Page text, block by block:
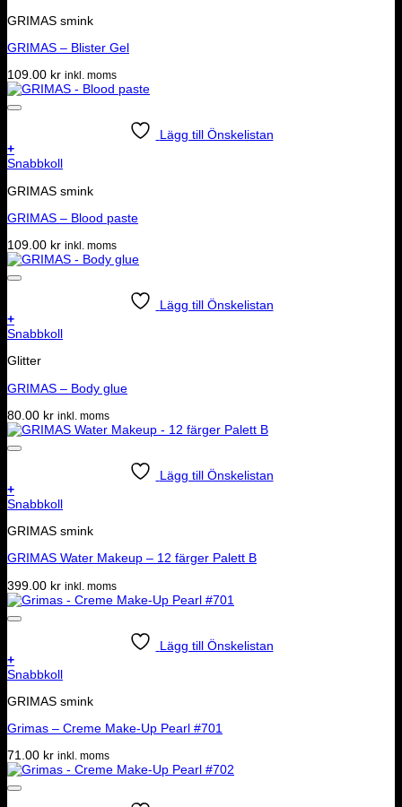
GRIMAS smink
GRIMAS – Blister Gel
109.00 kr inkl. moms
Lägg till Önskelistan
+
Snabbkoll
GRIMAS smink
GRIMAS – Blood paste
109.00 kr inkl. moms
Lägg till Önskelistan
+
Snabbkoll
Glitter
GRIMAS – Body glue
80.00 kr inkl. moms
Lägg till Önskelistan
+
Snabbkoll
GRIMAS smink
GRIMAS Water Makeup – 12 färger Palett B
399.00 kr inkl. moms
Lägg till Önskelistan
+
Snabbkoll
GRIMAS smink
Grimas – Creme Make-Up Pearl #701
71.00 kr inkl. moms